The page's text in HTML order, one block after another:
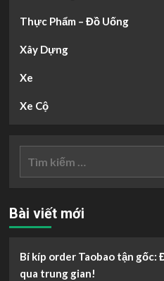
Thực Phẩm – Đồ Uống
Xây Dựng
Xe
Xe Cộ
Bài viết mới
Bí kíp order Taobao tận gốc:
qua trung gian!